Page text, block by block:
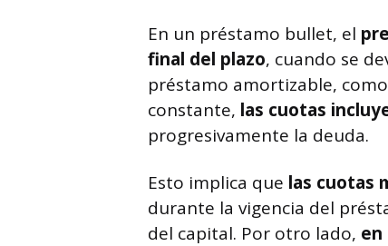
En un préstamo bullet, el
final del plazo, cuando se
préstamo amortizable,
constante, las cuotas
progresivamente la deuda.
Esto implica que las cuotas
durante la vigencia del
del capital. Por otro lado, en